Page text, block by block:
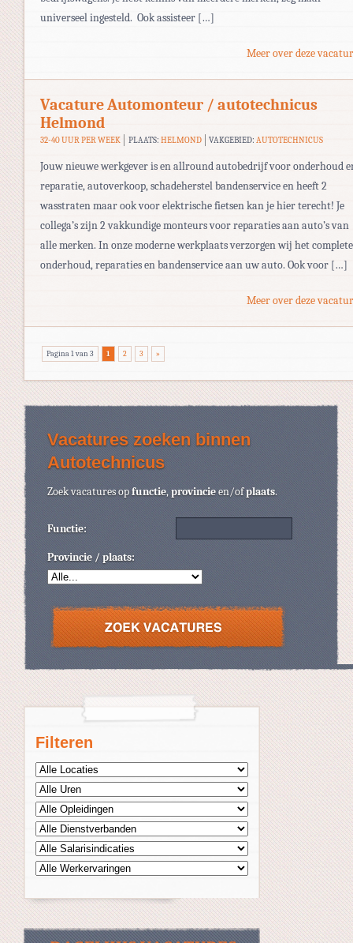
Filteren
universeel ingesteld. Ook assisteer […]
Meer over deze
Vacature Automonteur / autotechnicus
Helmond
32-40 UUR PER WEEK PLAATS: HELMOND VAKGEBIED:AUTOTECHNICUS
Jouw nieuwe werkgever is en allround autobedrijf voor onderhoud
reparatie, autoverkoop, schadeherstel bandenservice en heeft 2
wasstraten maar ook voor elektrische fietsen kan je hier terecht! Je
collega’s zijn 2 vakkundige monteurs voor reparaties aan auto’s van
alle merken. In onze moderne werkplaats verzorgen wij het complete
onderhoud, reparaties en bandenservice aan uw auto. Ook voor […]
Meer over deze
Pagina 1 van 3 1 2 3 »
Vacatures zoeken binnen
Autotechnicus
Zoek vacatures opfunctie,provincieen/ofplaats.
Functie:
Provincie / plaats: